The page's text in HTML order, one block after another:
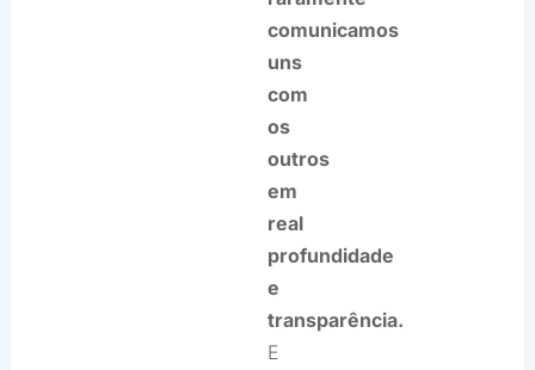
comunicamos
uns
com
os
outros
em
real
profundidade
e
transparência.
E